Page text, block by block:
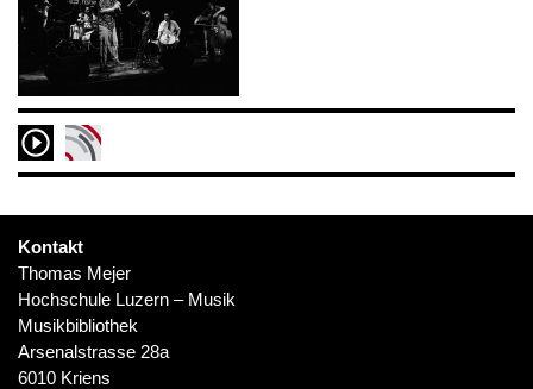
Kontakt
Thomas Mejer
Hochschule Luzern – Musik
Musikbibliothek
Arsenalstrasse 28a
6010 Kriens